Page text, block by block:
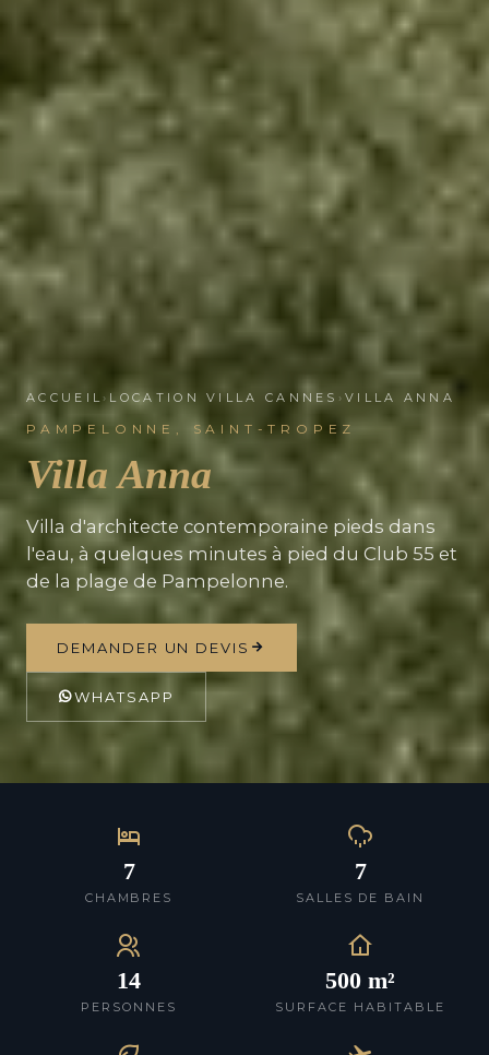
ACCUEIL › LOCATION VILLA CANNES ›VILLA ANNA
PAMPELONNE, SAINT-TROPEZ
Villa Anna
Villa d'architecte contemporaine pieds dans
l'eau, à quelques minutes à pied du Club 55 et
de la plage de Pampelonne.
DEMANDER UN DEVIS
WHATSAPP
7
CHAMBRES
7
SALLES DE BAIN
14
PERSONNES
500 m²
SURFACE HABITABLE